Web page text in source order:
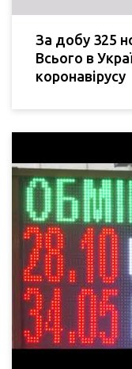
За добу 325
Всього в
коронавірусу